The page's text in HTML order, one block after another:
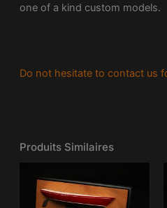
one of a kind custom models.
Do not hesitate to contact us
Produits Similaires